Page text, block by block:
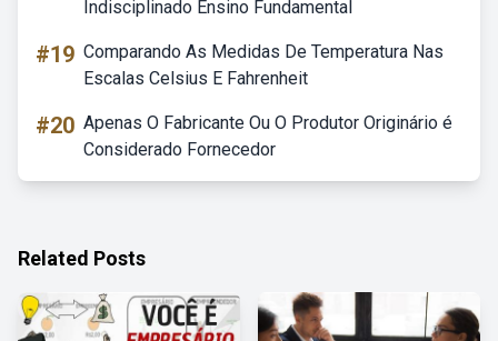
Indisciplinado Ensino Fundamental
#19 Comparando As Medidas De Temperatura Nas
Escalas Celsius E Fahrenheit
#20 Apenas O Fabricante Ou O Produtor Originário é
Considerado Fornecedor
Related Posts